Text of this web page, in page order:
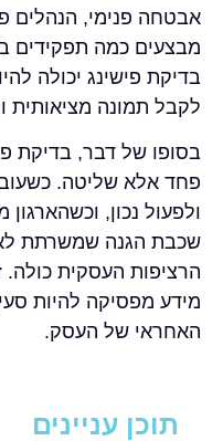
אבטחה פנימי, הנהלים
מבצעים כמה תפקידים
בדיקת פישינג יכולה
לקבל תמונה מציאותית
בסופו של דבר, בדיקת
פחד אלא שליטה.
ולפעול נכון,
הרציפות העסקית
מידע מפסיקה להיות
האחראי של העסק.
תוכן עניינים